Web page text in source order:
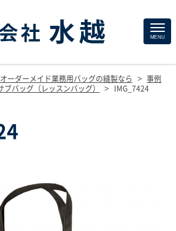
MENU
ーダーメイド業務用バッグの縫製なら >
事例
ブバッグ（レッスンバッグ） > IMG_7424